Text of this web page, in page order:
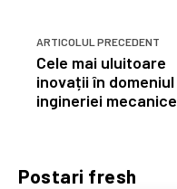
Postari fresh
ARTICOLUL PRECEDENT
Cele mai uluitoare
inovații în domeniul
ingineriei mecanice